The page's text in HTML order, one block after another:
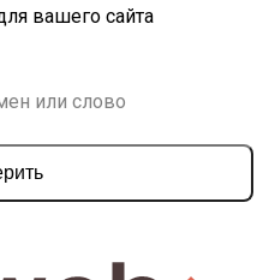
вашего сайта